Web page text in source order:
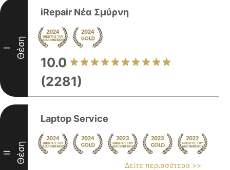
I Θέση
iRepair Νέα Σμύρνη
10.0
(2281)
II Θέση
Laptop Service
Δείτε περισσότερα >>